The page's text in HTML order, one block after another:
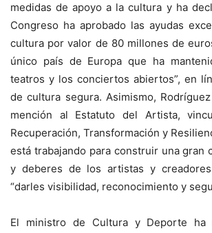
medidas de apoyo a la cultura y ha
Congreso ha aprobado las ayudas
cultura por valor de 80 millones de
único país de Europa que ha
teatros y los conciertos abiertos”, en
de cultura segura. Asimismo,
mención al Estatuto del Artista,
Recuperación, Transformación y
está trabajando para construir una gran
y deberes de los artistas y
“darles visibilidad, reconocimiento y
El ministro de Cultura y Deporte ha